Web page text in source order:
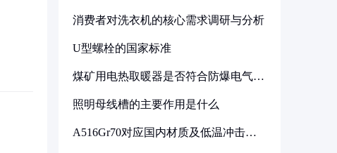
消费者对洗衣机的核心需求调研与分析
U型螺栓的国家标准
煤矿用电热取暖器是否符合防爆电气设
照明母线槽的主要作用是什么
A516Gr70对应国内材质及低温冲击要